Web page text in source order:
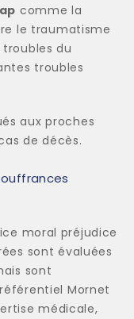
comme la
le traumatisme
du
troubles
aux proches
de décès.
moral préjudice
sont évaluées
sont
Mornet
médicale,